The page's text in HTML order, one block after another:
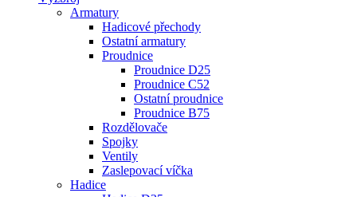
Armatury
Hadicové přechody
Ostatní armatury
Proudnice
Proudnice D25
Proudnice C52
Ostatní proudnice
Proudnice B75
Rozdělovače
Spojky
Ventily
Zaslepovací víčka
Hadice